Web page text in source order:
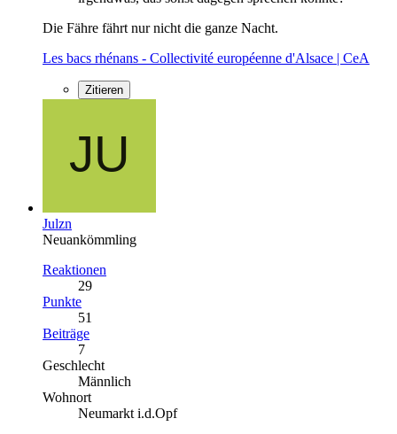
Die Fähre fährt nur nicht die ganze Nacht.
Les bacs rhénans - Collectivité européenne d'Alsace | CeA
Zitieren
Julzn
Neuankömmling
Reaktionen
29
Punkte
51
Beiträge
7
Geschlecht
Männlich
Wohnort
Neumarkt i.d.Opf